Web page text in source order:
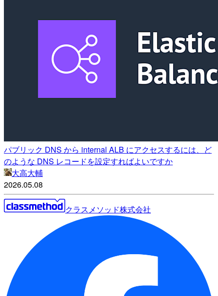
パブリック DNS から internal ALB にアクセスするには、ど
のような DNS レコードを設定すればよいですか
大高大輔
2026.05.08
クラスメソッド株式会社